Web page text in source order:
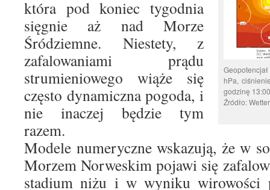
hPa,
godzinę
Źródło:
która pod koniec tygodnia
sięgnie aż nad Morze
Śródziemne. Niestety, z
zafalowaniami prądu
strumieniowego wiąże się
często dynamiczna pogoda, i
nie inaczej będzie tym
razem.
Modele numeryczne wskazują, że w
Morzem Norweskim pojawi się
stadium niżu i w wyniku wirowości